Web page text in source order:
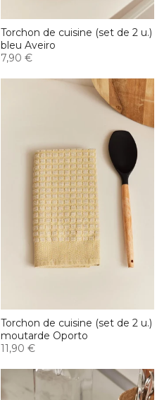
Torchon de cuisine (set de 2 u.)
bleu Aveiro
7,90 €
Torchon de cuisine (set de 2 u.)
moutarde Oporto
11,90 €